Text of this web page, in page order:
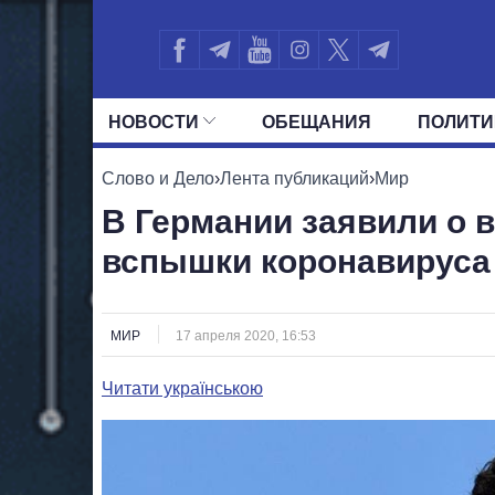
НОВОСТИ ОБЕЩАНИЯ
ВСЕ ПОЛИТИКИ ПРЕЗИДЕНТ И
Слово и Дело›Лента публикаций›Мир
В Германии заявили о
вспышки коронавируса
МИР 17 апреля 2020, 16:53
Читати українською